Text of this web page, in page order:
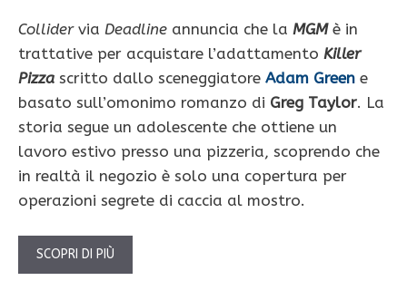
Collidervia Deadline annuncia che la MGMè in
trattative per acquistare l’adattamento Killer
Pizza scritto dallo sceneggiatore Adam Green e
basato sull’omonimo romanzo di Greg Taylor. La
storia segue un adolescente che ottiene un
lavoro estivo presso una pizzeria, scoprendo che
in realtà il negozio è solo una copertura per
operazioni segrete di caccia al mostro.
SCOPRI DI PIÙ